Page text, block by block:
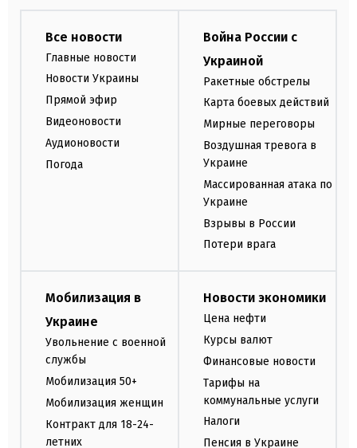
Все новости
Главные новости
Новости Украины
Прямой эфир
Видеоновости
Аудионовости
Погода
Война России с
Украиной
Ракетные обстрелы
Карта боевых действий
Мирные переговоры
Воздушная тревога в
Украине
Массированная атака по
Украине
Взрывы в России
Потери врага
Мобилизация в
Украине
Увольнение с военной
службы
Мобилизация 50+
Мобилизация женщин
Контракт для 18-24-
летних
Новости экономики
Цена нефти
Курсы валют
Финансовые новости
Тарифы на
коммунальные услуги
Налоги
Пенсия в Украине